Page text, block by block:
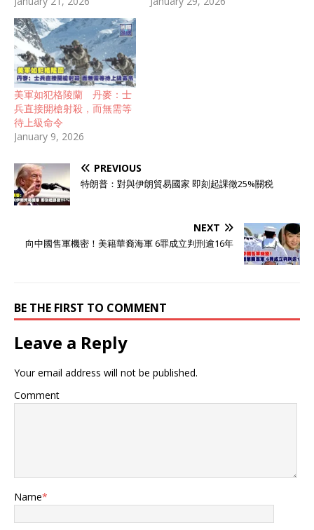
美軍如犯格陵蘭 丹麥：士
兵直接開槍射殺，而無需等
待上級命令
January 9, 2026
PREVIOUS
特朗普：對與伊朗貿易國家 即刻起課徵25%關税
NEXT
向中國售軍機密！美籍華裔海軍 6罪成立判刑逾16年
BE THE FIRST TO COMMENT
Leave a Reply
Your email address will not be published.
Comment
Name*